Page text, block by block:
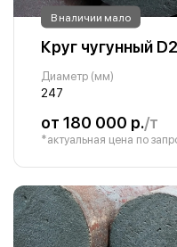
В наличии мало
Круг чугунный
Диаметр (мм)
247
от 180 000 р./т
*актуальная цена по